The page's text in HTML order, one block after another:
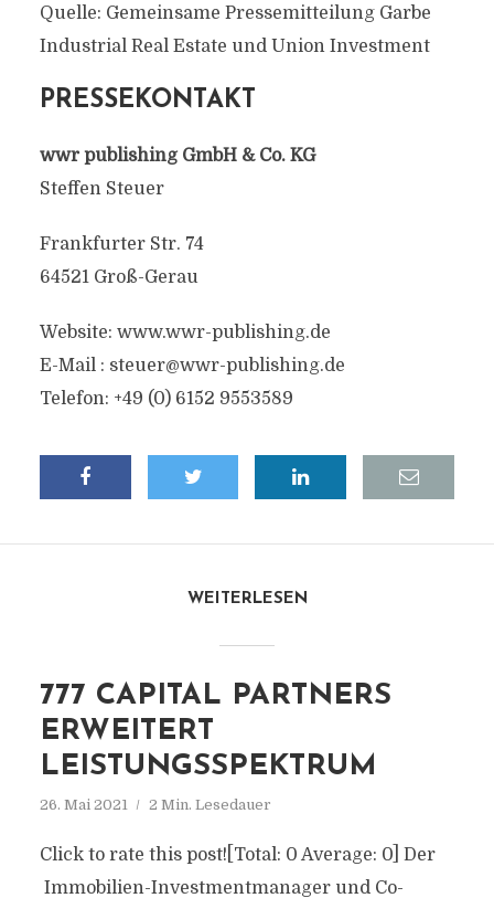
Quelle: Gemeinsame Pressemitteilung Garbe
Industrial Real Estate und Union Investment
PRESSEKONTAKT
wwr publishing GmbH & Co. KG
Steffen Steuer
Frankfurter Str. 74
64521 Groß-Gerau
Website: www.wwr-publishing.de
E-Mail : steuer@wwr-publishing.de
Telefon: +49 (0) 6152 9553589
WEITERLESEN
777 CAPITAL PARTNERS
ERWEITERT
LEISTUNGSSPEKTRUM
26. Mai 2021 2 Min. Lesedauer
Click to rate this post![Total: 0 Average: 0] Der
Immobilien-Investmentmanager und Co-